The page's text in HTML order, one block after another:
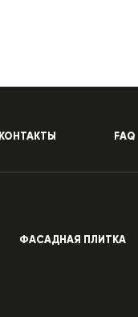
КОНТАКТЫ FAQ
ФАСАДНАЯ ПЛИТКА